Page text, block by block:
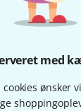
med
cookies ønsker
Anonym